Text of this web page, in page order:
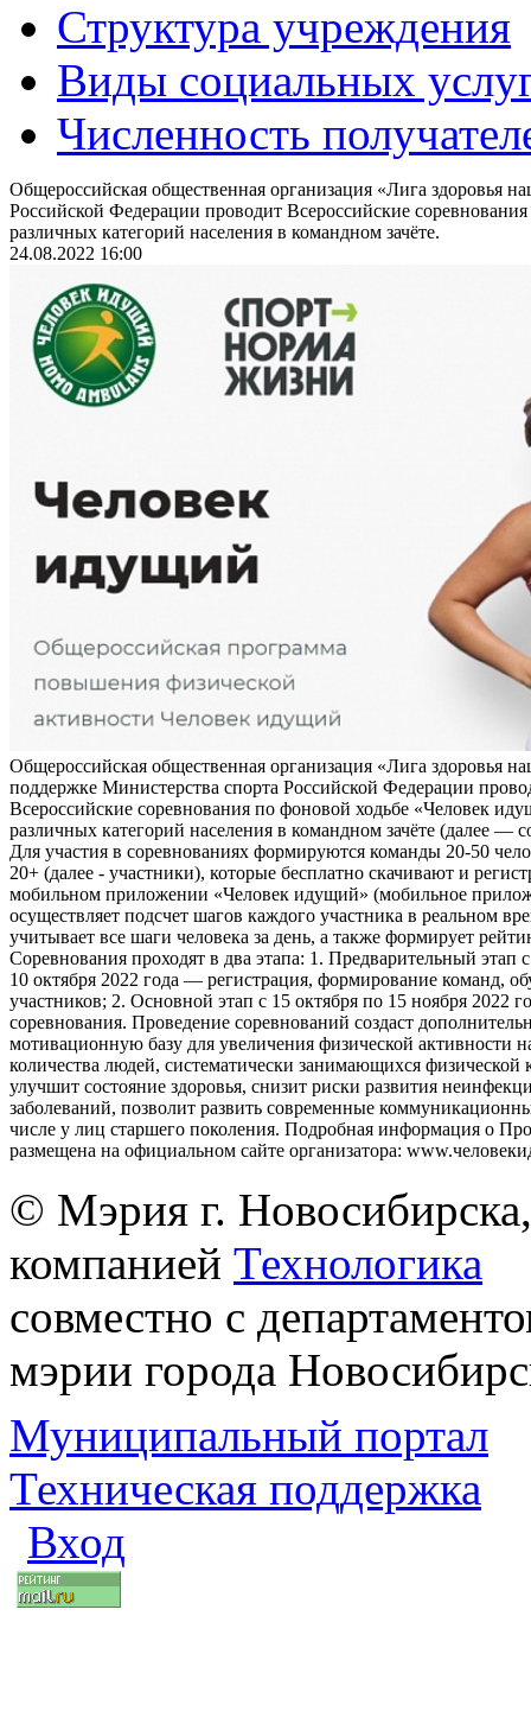
Структура учреждения
Виды социальных
Численность
Общероссийская общественная организация «Лига здоровья
Российской Федерации проводит Всероссийские
различных категорий населения в командном зачёте.
24.08.2022 16:00
Общероссийская общественная организация «Лига здоровья
поддержке Министерства спорта Российской Федерации
Всероссийские соревнования по фоновой ходьбе «Человек
различных категорий населения в командном зачёте (далее —
Для участия в соревнованиях формируются команды 20-50
20+ (далее - участники), которые бесплатно скачивают и
мобильном приложении «Человек идущий» (мобильное
осуществляет подсчет шагов каждого участника в реальном
учитывает все шаги человека за день, а также формирует
Соревнования проходят в два этапа: 1. Предварительный этап
10 октября 2022 года — регистрация, формирование команд,
участников; 2. Основной этап с 15 октября по 15 ноября 2022
соревнования. Проведение соревнований создаст
мотивационную базу для увеличения физической активности
количества людей, систематически занимающихся физической
улучшит состояние здоровья, снизит риски развития
заболеваний, позволит развить современные
числе у лиц старшего поколения. Подробная информация о
размещена на официальном сайте организатора:
© Мэрия г.
компанией Технологика
совместно с
мэрии города
Муниципальный портал
Техническая поддержка
Вход